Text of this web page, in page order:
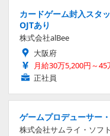
カードゲーム封入スタ
OJTあり
株式会社alBee
大阪府
月給30万5,200円～45
正社員
ゲームプロデューサー
株式会社サムライ・ソフト